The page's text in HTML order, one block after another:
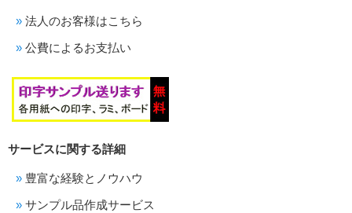
法人のお客様はこちら
公費によるお支払い
サービスに関する詳細
豊富な経験とノウハウ
サンプル品作成サービス